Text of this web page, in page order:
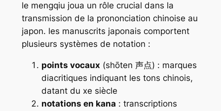
le mengqiu joua un rôle crucial dans la
transmission de la prononciation chinoise au
japon. les manuscrits japonais comportent
plusieurs systèmes de notation :
points vocaux (shōten 声点) : marques
diacritiques indiquant les tons chinois,
datant du xe siècle
notations en kana : transcriptions